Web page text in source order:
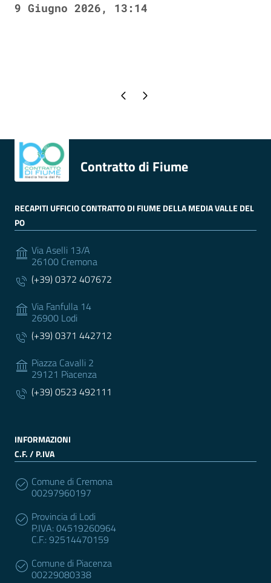
9 Giugno 2026, 13:14
Pagina precedente
Pagina successiva
Contratto di Fiume
RECAPITI UFFICIO CONTRATTO DI FIUME DELLA MEDIA VALLE DEL
PO
Via Aselli 13/A
26100 Cremona
(+39) 0372 407672
Via Fanfulla 14
26900 Lodi
(+39) 0371 442712
Piazza Cavalli 2
29121 Piacenza
(+39) 0523 492111
INFORMAZIONI
C.F. / P.IVA
Comune di Cremona
00297960197
Provincia di Lodi
P.IVA: 04519260964
C.F.: 92514470159
Comune di Piacenza
00229080338